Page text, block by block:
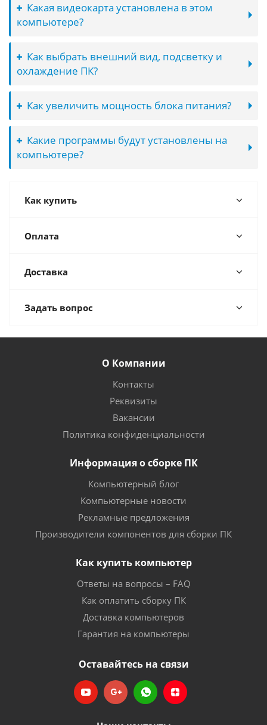
Какая видеокарта установлена в этом
компьютере?
Как выбрать внешний вид, подсветку и
охлаждение ПК?
Как увеличить мощность блока питания?
Какие программы будут установлены на
компьютере?
Как купить
Оплата
Доставка
Задать вопрос
О Компании
Контакты
Реквизиты
Вакансии
Политика конфиденциальности
Информация о сборке ПК
Компьютерный блог
Компьютерные новости
Рекламные предложения
Производители компонентов для сборки ПК
Как купить компьютер
Ответы на вопросы – FAQ
Как оплатить сборку ПК
Доставка компьютеров
Гарантия на компьютеры
Оставайтесь на связи